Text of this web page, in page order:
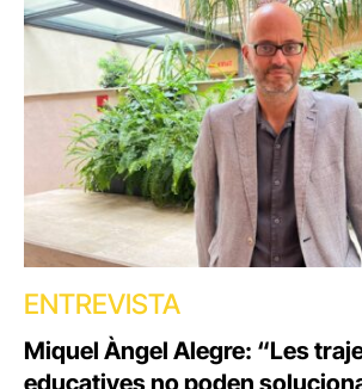
ENTREVISTA
Miquel Àngel Alegre: “Les
educatives no poden